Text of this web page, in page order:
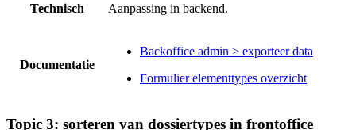
Technisch Aanpassing in backend.
Documentatie
Backoffice admin > exporteer data
Formulier elementtypes overzicht
Topic 3: sorteren van dossiertypes in frontoffice